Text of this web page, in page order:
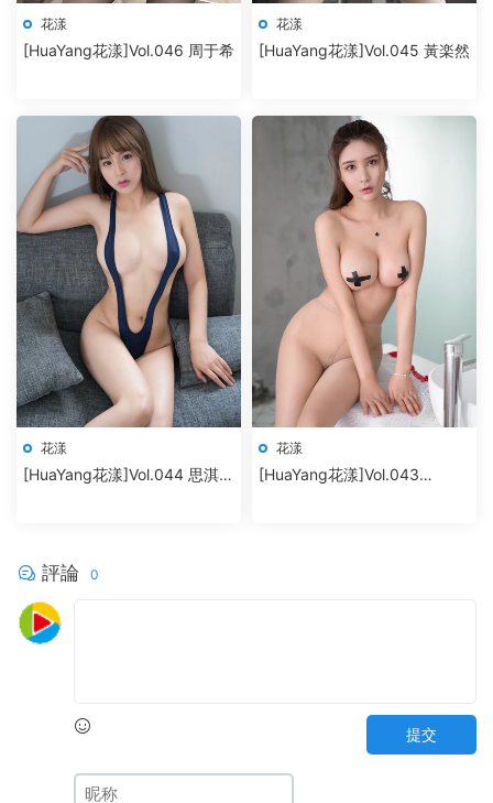
花漾
[HuaYang花漾]Vol.046 周于希
花漾
[HuaYang花漾]Vol.045 黃楽然
花漾
[HuaYang花漾]Vol.044 思淇
花漾
[HuaYang花漾]Vol.043
評論 0
提交